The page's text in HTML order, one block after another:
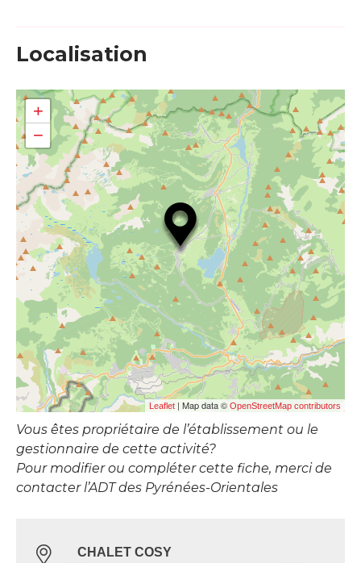
Localisation
+
−
Leaflet | Map data © OpenStreetMap contributors
Vous êtes propriétaire de l’établissement ou le
gestionnaire de cette activité?
Pour modifier ou compléter cette fiche, merci de
contacter l’ADT des Pyrénées-Orientales
CHALET COSY